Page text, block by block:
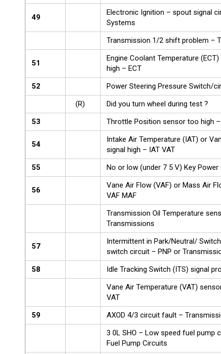
49
Electronic Ignition – spout signal
Systems
Transmission 1/2 shift problem –
51
Engine Coolant Temperature
high – ECT
52
Power Steering Pressure Switch/
(R)
Did you turn wheel during test ?
53
Throttle Position sensor too high –
54
Intake Air Temperature (IAT) or
signal high – IAT VAT
55
No or low (under 7 5 V) Key Power
56
Vane Air Flow (VAF) or Mass Air
VAF MAF
Transmission Oil Temperature
Transmissions
57
Intermittent in Park/Neutral/
switch circuit – PNP or
58
Idle Tracking Switch (ITS) signal
Vane Air Temperature (VAT)
VAT
59
AXOD 4/3 circuit fault –
3 0L SHO – Low speed fuel pump
Fuel Pump Circuits